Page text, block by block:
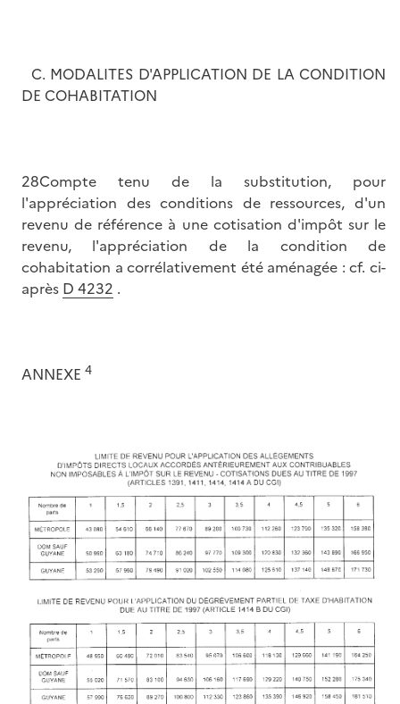
C. MODALITES D'APPLICATION DE LA CONDITION
DE COHABITATION
28Compte tenu de la substitution, pour
l'appréciation des conditions de ressources, d'un
revenu de référence à une cotisation d'impôt sur le
revenu, l'appréciation de la condition de
cohabitation a corrélativement été aménagée : cf. ci-
après D 4232 .
ANNEXE 4